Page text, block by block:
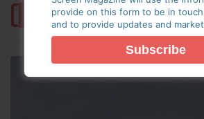
Περισσότερα
provide on this form to be in
and to provide updates and